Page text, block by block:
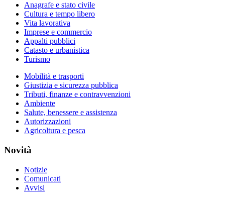
Anagrafe e stato civile
Cultura e tempo libero
Vita lavorativa
Imprese e commercio
Appalti pubblici
Catasto e urbanistica
Turismo
Mobilità e trasporti
Giustizia e sicurezza pubblica
Tributi, finanze e contravvenzioni
Ambiente
Salute, benessere e assistenza
Autorizzazioni
Agricoltura e pesca
Novità
Notizie
Comunicati
Avvisi